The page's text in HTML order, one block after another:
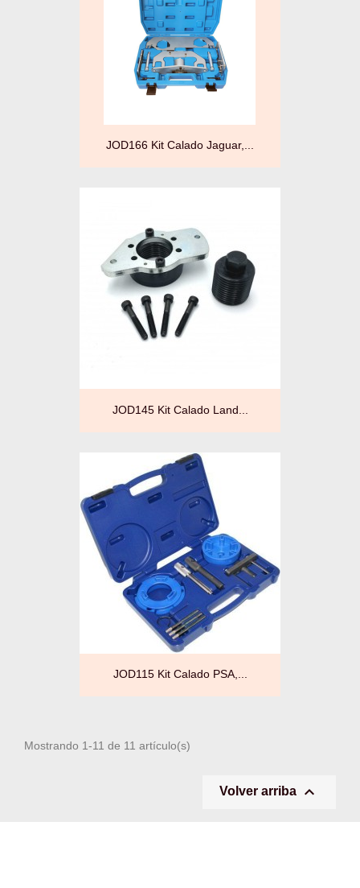
JOD166 Kit Calado Jaguar,...
JOD145 Kit Calado Land...
JOD115 Kit Calado PSA,...
Mostrando 1-11 de 11 artículo(s)
Volver arriba 